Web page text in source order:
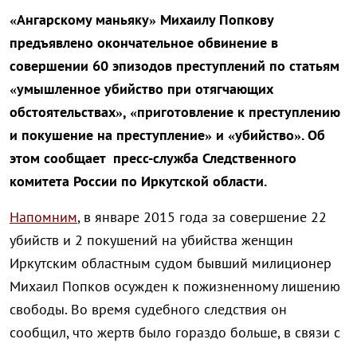
«Ангарскому маньяку» Михаилу Попкову
предъявлено окончательное обвинение в
совершении 60 эпизодов преступлений по статьям
«умышленное убийство при отягчающих
обстоятельствах», «приготовление к преступлению
и покушение на преступление» и «убийство». Об
этом сообщает пресс-служба Следственного
комитета России по Иркутской области.
Напомним, в январе 2015 года за совершение 22
убийств и 2 покушений на убийства женщин
Иркутским областным судом бывший милиционер
Михаил Попков осужден к пожизненному лишению
свободы. Во время судебного следствия он
сообщил, что жертв было гораздо больше, в связи с